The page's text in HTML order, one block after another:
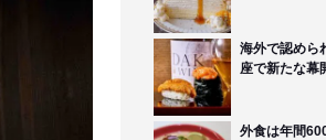
海外で認めら
座で新たな幕
外食は年間